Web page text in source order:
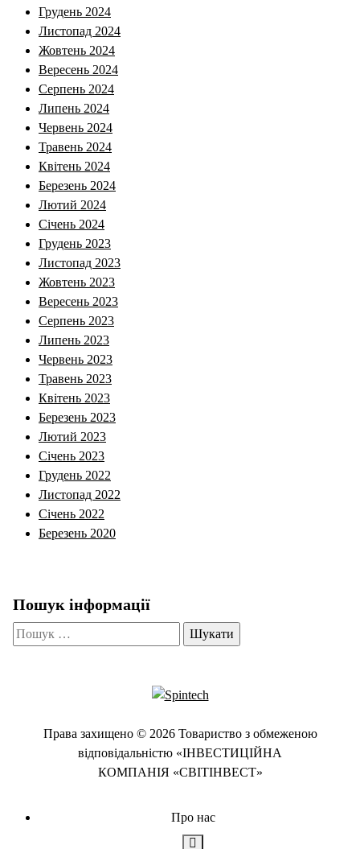
Грудень 2024
Листопад 2024
Жовтень 2024
Вересень 2024
Серпень 2024
Липень 2024
Червень 2024
Травень 2024
Квітень 2024
Березень 2024
Лютий 2024
Січень 2024
Грудень 2023
Листопад 2023
Жовтень 2023
Вересень 2023
Серпень 2023
Липень 2023
Червень 2023
Травень 2023
Квітень 2023
Березень 2023
Лютий 2023
Січень 2023
Грудень 2022
Листопад 2022
Січень 2022
Березень 2020
Пошук інформації
Пошук:
Права захищено © 2026 Товариство з обмеженою
відповідальністю «ІНВЕСТИЦІЙНА
КОМПАНІЯ «СВІТІНВЕСТ»
Про нас